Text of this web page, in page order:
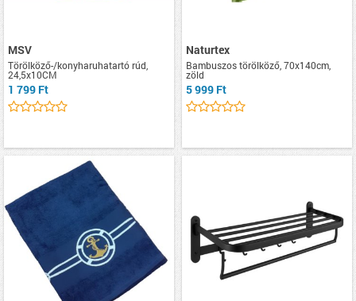
MSV
Törölköző-/konyharuhatartó rúd,
24,5x10CM
1 799 Ft
Naturtex
Bambuszos törölköző, 70x140cm,
zöld
5 999 Ft